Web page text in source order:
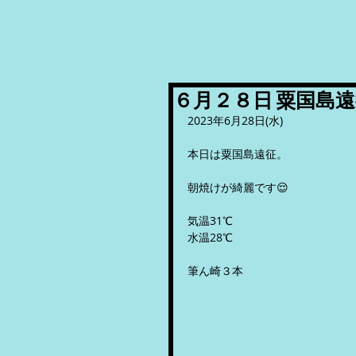
６月２８日 粟国島
2023年6月28日(水)
本日は粟国島遠征。
朝焼けが綺麗です😌
気温31℃
水温28℃
筆ん崎３本